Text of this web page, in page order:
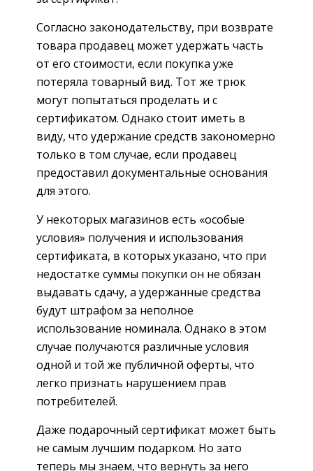
Согласно законодательству, при возврате
товара продавец может удержать часть
от его стоимости, если покупка уже
потеряла товарный вид. Тот же трюк
могут попытаться проделать и с
сертификатом. Однако стоит иметь в
виду, что удержание средств закономерно
только в том случае, если продавец
предоставил документальные основания
для этого.
У некоторых магазинов есть «особые
условия» получения и использования
сертификата, в которых указано, что при
недостатке суммы покупки он не обязан
выдавать сдачу, а удержанные средства
будут штрафом за неполное
использование номинала. Однако в этом
случае получаются различные условия
одной и той же публичной оферты, что
легко признать нарушением прав
потребителей.
Даже подарочный сертификат может быть
не самым лучшим подарком. Но зато
теперь мы знаем, что вернуть за него